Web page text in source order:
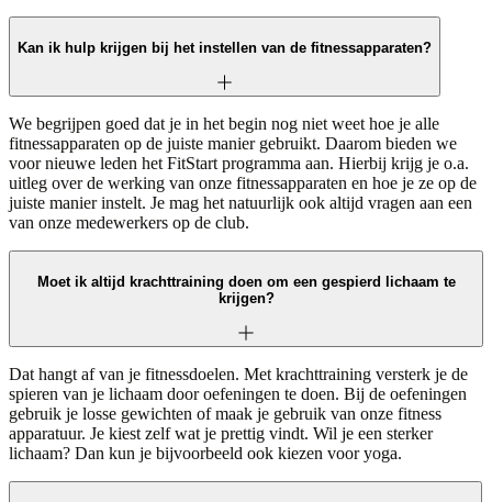
Kan ik hulp krijgen bij het instellen van de fitnessapparaten?
We begrijpen goed dat je in het begin nog niet weet hoe je alle
fitnessapparaten op de juiste manier gebruikt. Daarom bieden we
voor nieuwe leden het FitStart programma aan. Hierbij krijg je o.a.
uitleg over de werking van onze fitnessapparaten en hoe je ze op de
juiste manier instelt. Je mag het natuurlijk ook altijd vragen aan een
van onze medewerkers op de club.
Moet ik altijd krachttraining doen om een gespierd lichaam te
krijgen?
Dat hangt af van je fitnessdoelen. Met krachttraining versterk je de
spieren van je lichaam door oefeningen te doen. Bij de oefeningen
gebruik je losse gewichten of maak je gebruik van onze fitness
apparatuur. Je kiest zelf wat je prettig vindt. Wil je een sterker
lichaam? Dan kun je bijvoorbeeld ook kiezen voor yoga.